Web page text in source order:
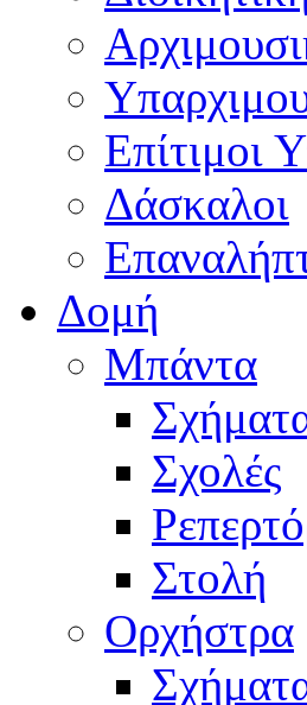
Επίτιμοι
Δάσκαλοι
Δομή
Μπάντα
Σχολές
Στολή
Ορχήστρα